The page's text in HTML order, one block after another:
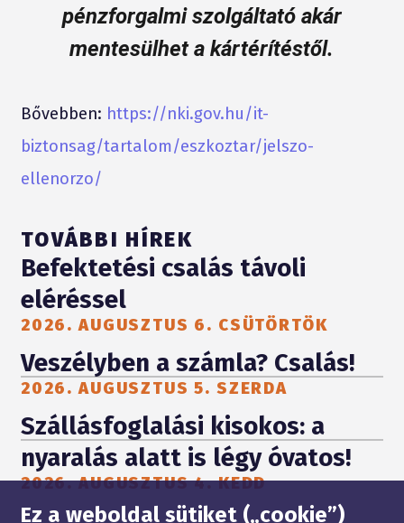
pénzforgalmi szolgáltató akár
mentesülhet a kártérítéstől.
Bővebben: https://nki.gov.hu/it-
biztonsag/tartalom/eszkoztar/jelszo-
ellenorzo/
TOVÁBBI HÍREK
Befektetési csalás távoli
eléréssel
2026. AUGUSZTUS 6. CSÜTÖRTÖK
Veszélyben a számla? Csalás!
2026. AUGUSZTUS 5. SZERDA
Szállásfoglalási kisokos: a
nyaralás alatt is légy óvatos!
2026. AUGUSZTUS 4. KEDD
Ez a weboldal sütiket („cookie”)